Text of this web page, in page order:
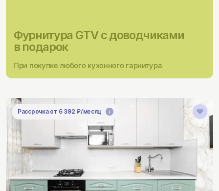
Фурнитура GTV с доводчиками
в подарок
При покупке любого кухонного гарнитура
Рассрочка от 6 392 ₽/месяц